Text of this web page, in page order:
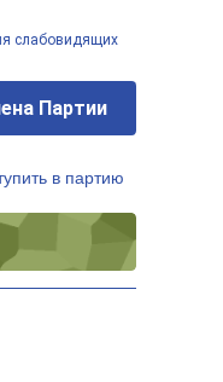
слабовидящих
Партии
в партию